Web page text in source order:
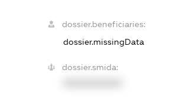
dossier.beneficiaries:
dossier.missingData
dossier.smida: